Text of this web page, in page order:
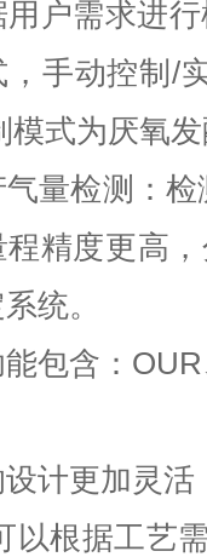
户需求进
手动控制 /
模式为厌氧
气量检测：
精度更高，
统。
包含： OUR
计更加灵活
根据工艺